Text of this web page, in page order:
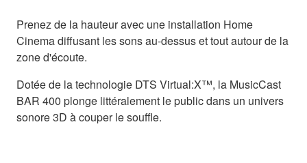
Prenez de la hauteur avec une installation Home
Cinema diffusant les sons au-dessus et tout autour de la
zone d'écoute.
Dotée de la technologie DTS Virtual:X™, la MusicCast
BAR 400 plonge littéralement le public dans un univers
sonore 3D à couper le souffle.